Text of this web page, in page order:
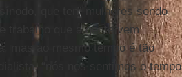
que tem mulheres sendo
trabalho que a gente vem
mas ao mesmo tempo é tão
“nós nos sentimos o tempo